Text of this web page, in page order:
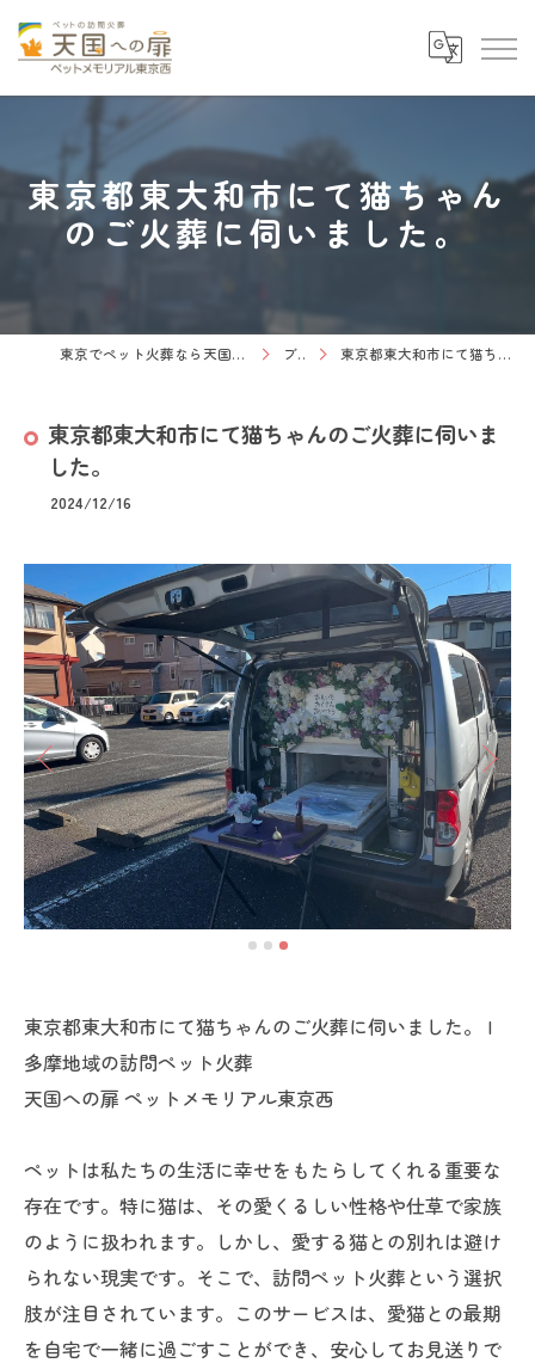
東京都東大和市にて猫ちゃん
のご火葬に伺いました。
東京でペット火葬なら天国への扉 ペットメモリアル東京西 ブログ 東京都東大和市にて猫ちゃんのご火葬に伺いました。
東京都東大和市にて猫ちゃんのご火葬に伺いま
した。
2024/12/16
東京都東大和市にて猫ちゃんのご火葬に伺いました。 |
多摩地域の訪問ペット火葬
天国への扉 ペットメモリアル東京西
ペットは私たちの生活に幸せをもたらしてくれる重要な
存在です。特に猫は、その愛くるしい性格や仕草で家族
のように扱われます。しかし、愛する猫との別れは避け
られない現実です。そこで、訪問ペット火葬という選択
肢が注目されています。このサービスは、愛猫との最期
を自宅で一緒に過ごすことができ、安心してお見送りで